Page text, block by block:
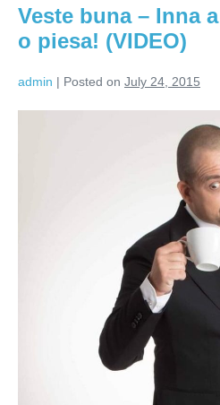
Veste buna – Inna
o piesa! (VIDEO)
admin | Posted on July 24, 2015